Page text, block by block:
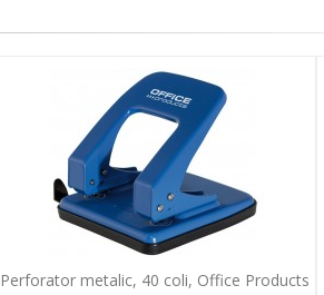
Perforator metalic, 40 coli, Office Products